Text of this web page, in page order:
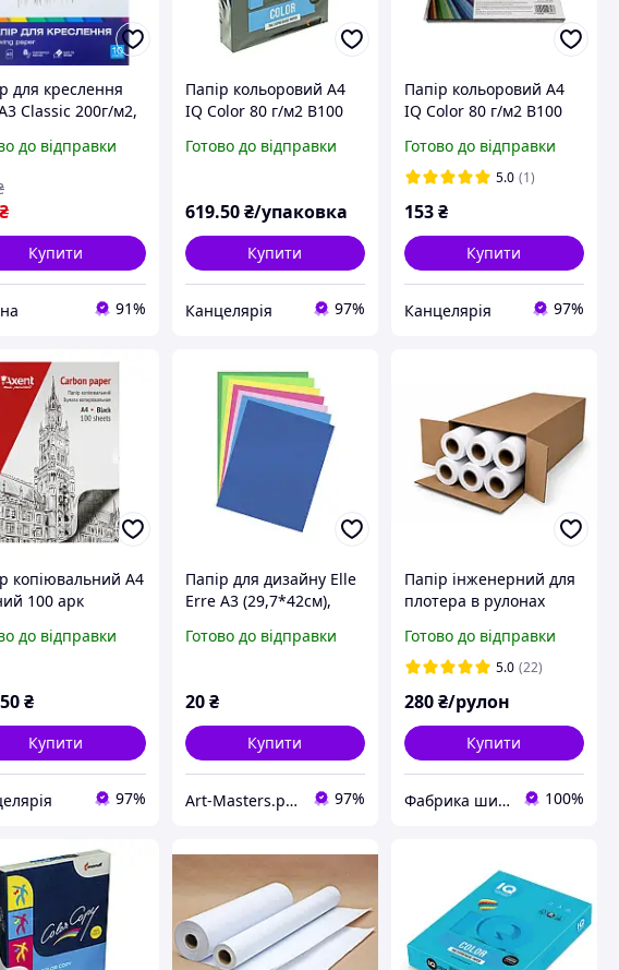
для креслення
Classic 200г/м2,
до відправки
₴
Купити
91%
Папір кольоровий А4
IQ Color 80 г/м2 B100
арк
Готово до відправки
619.50 ₴/упаковка
Купити
Канцелярiя 97%
Папір кольоровий А4
IQ Color 80 г/м2 B100
арк
Готово до відправки
5.0 (1)
153₴
Купити
Канцелярiя 97%
копіювальний А4
100 арк
до відправки
₴
Купити
97%
Папір для дизайну Elle
Erre А3 (29,7*42см),
чорна, дві текстури,
Готово до відправки
20 ₴
Купити
Art-Masters.prom.ua 97%
Папір інженерний для
плотера в рулонах
Готово до відправки
5.0 (22)
280₴/рулон
Купити
Фабрика широкоформатного паперу 100%